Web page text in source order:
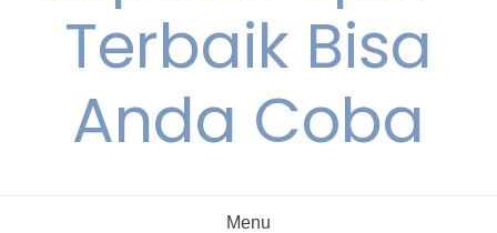
Terbaik Bisa
Anda Coba
Menu